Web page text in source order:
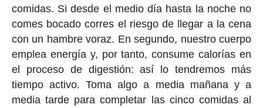
comidas. Si desde el medio día hasta la noche no
comes bocado corres el riesgo de llegar a la cena
con un hambre voraz. En segundo, nuestro cuerpo
emplea energía y, por tanto, consume calorías en
el proceso de digestión: así lo tendremos más
tiempo activo. Toma algo a media mañana y a
media tarde para completar las cinco comidas al